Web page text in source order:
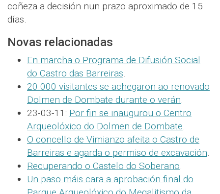
coñeza a decisión nun prazo aproximado de 15
días.
Novas relacionadas
En marcha o Programa de Difusión Social
do Castro das Barreiras.
20.000 visitantes se achegaron ao renovado
Dolmen de Dombate durante o verán.
23-03-11: Por fin se inaugurou o Centro
Arqueolóxico do Dolmen de Dombate.
O concello de Vimianzo afeita o Castro de
Barreiras e agarda o permiso de excavación.
Recuperando o Castelo do Soberano.
Un paso máis cara a aprobación final do